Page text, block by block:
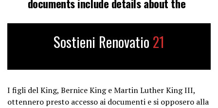
assassination…
pic.twitter.com/l96t9tgYmn
Sostieni Renovatio 21
I figli del King, Bernice King e Martin Luther King III,
ottennero presto accesso ai documenti e si opposero alla